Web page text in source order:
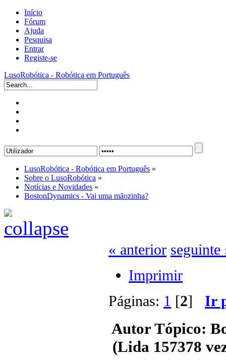
Início
Fórum
Ajuda
Pesquisa
Entrar
Registe-se
LusoRobótica - Robótica em Português
LusoRobótica - Robótica em Português »
Sobre o LusoRobótica »
Notícias e Novidades »
BostonDynamics - Vai uma mãozinha?
« anterior seguinte
Imprimir
Páginas: 1 [2] Ir
AutorTópico:
(Lida 157378